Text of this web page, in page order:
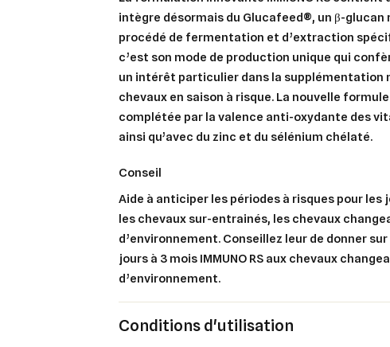
intègre désormais du Glucafeed®, un β-glucan
procédé de fermentation et d’extraction
c’est son mode de production unique qui
un intérêt particulier dans la supplémentation
chevaux en saison à risque. La nouvelle formule
complétée par la valence anti-oxydante des
ainsi qu’avec du zinc et du sélénium chélaté.
conseil
Aide à anticiper les périodes à risques pour les
les chevaux sur-entrainés, les chevaux
d’environnement. Conseillez leur de donner sur
jours à 3 mois IMMUNO RS aux chevaux
d’environnement.
Conditions d'utilisation
Ajouter à
Créer
Connexion
Annuler